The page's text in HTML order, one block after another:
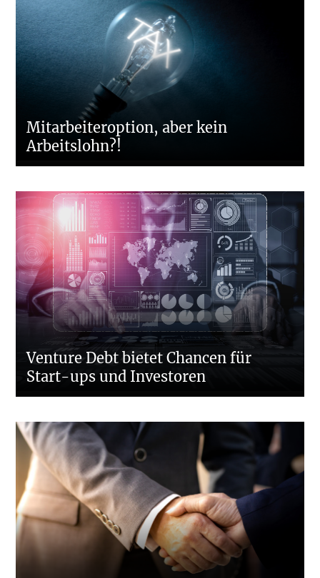
Mitarbeiteroption, aber kein
Arbeitslohn?!
Venture Debt bietet Chancen für
Start-ups und Investoren